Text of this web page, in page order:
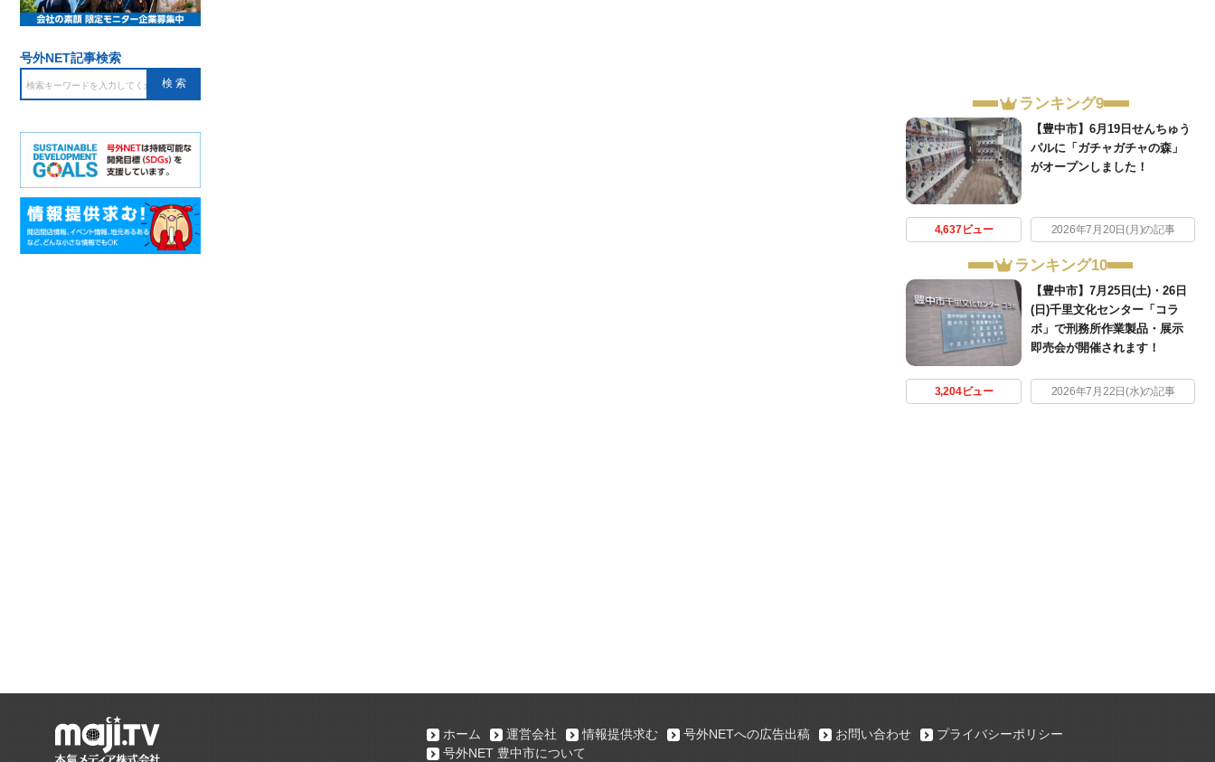
ランキング9
【豊中市】6月19日せんちゅう
パルに「ガチャガチャの森」
がオープンしました！
4,637ビュー 2026年7月20日(月)の記事
ランキング10
【豊中市】7月25日(土)・26日
(日)千里文化センター「コラ
ボ」で刑務所作業製品・展示
即売会が開催されます！
3,204ビュー 2026年7月22日(水)の記事
号外NET記事検索
ホーム 運営会社 情報提供求む 号外NETへの広告出稿 お問い合わせ
プライバシーポリシー
号外NET 豊中市について